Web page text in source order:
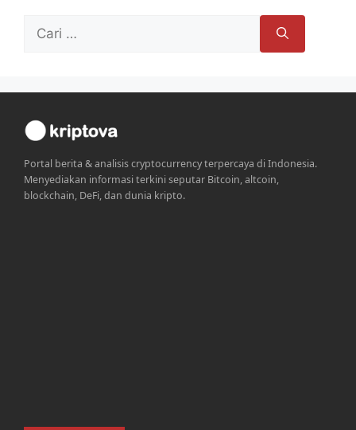
Cari
Portal berita & analisis cryptocurrency terpercaya di Indonesia.
Menyediakan informasi terkini seputar Bitcoin, altcoin,
blockchain, DeFi, dan dunia kripto.